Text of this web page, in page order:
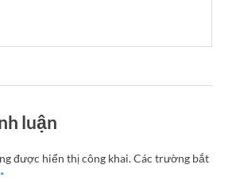
luận
được hiển thị công khai.Các trường bắt
*